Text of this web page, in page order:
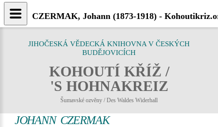
JIHOČESKÁ VĚDECKÁ KNIHOVNA V ČESKÝCH
BUDĚJOVICÍCH
KOHOUTÍ KŘÍŽ /
'S HOHNAKREIZ
Šumavské ozvěny / Des Waldes Widerhall
JOHANN CZERMAK
CZERMAK, Johann (1873-1918) -